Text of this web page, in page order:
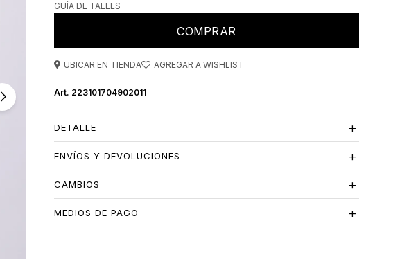
GUÍA DE TALLES
COMPRAR
UBICAR EN TIENDA
223101704902011
DETALLE
ENVÍOS Y DEVOLUCIONES
CAMBIOS
MEDIOS DE PAGO